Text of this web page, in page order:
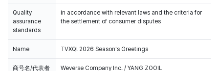
Quality
assurance
standards
In accordance with relevant laws and the criteria for
the settlement of consumer disputes
Name TVXQ! 2026 Season's Greetings
商号名/代表者 Weverse Company Inc. / YANG ZOOIL